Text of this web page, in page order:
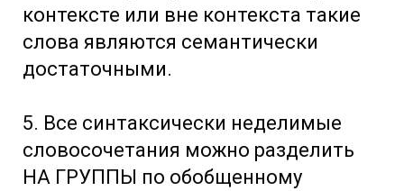
контексте или вне контекста такие
слова являются семантически
достаточными.
5. Все синтаксически неделимые
словосочетания можно разделить
НА ГРУППЫ по обобщенному